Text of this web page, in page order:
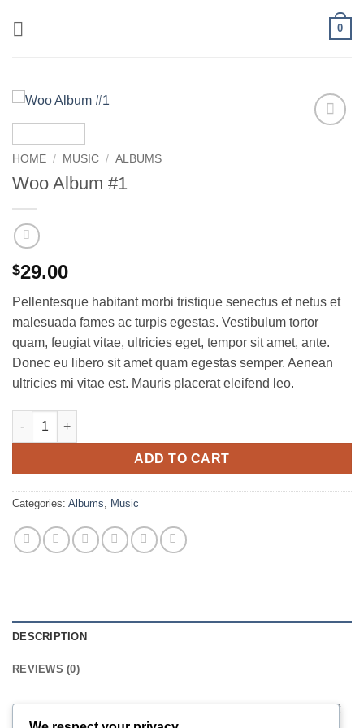
0
HOME / MUSIC / ALBUMS
Woo Album #1
$29.00
Pellentesque habitant morbi tristique senectus et netus et
malesuada fames ac turpis egestas. Vestibulum tortor
quam, feugiat vitae, ultricies eget, tempor sit amet, ante.
Donec eu libero sit amet quam egestas semper. Aenean
ultricies mi vitae est. Mauris placerat eleifend leo.
Woo Album #1 quantity
ADD TO CART
Categories: Albums, Music
DESCRIPTION
REVIEWS (0)
Pellentesque habitant morbi tristique senectus et netus et